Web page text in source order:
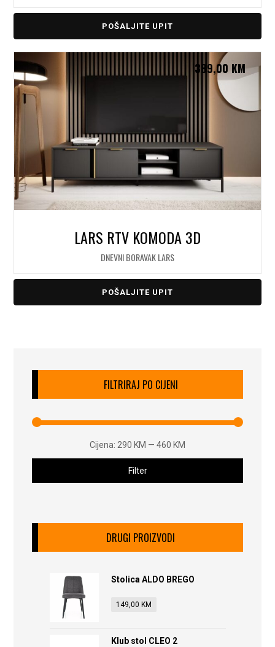
POŠALJITE UPIT
LARS RTV KOMODA 3D
DNEVNI BORAVAK LARS
389,00 KM
POŠALJITE UPIT
FILTRIRAJ PO CIJENI
Filter
Cijena: 290 KM — 460 KM
DRUGI PROIZVODI
Stolica ALDO BREGO
149,00 KM
Klub stol CLEO 2